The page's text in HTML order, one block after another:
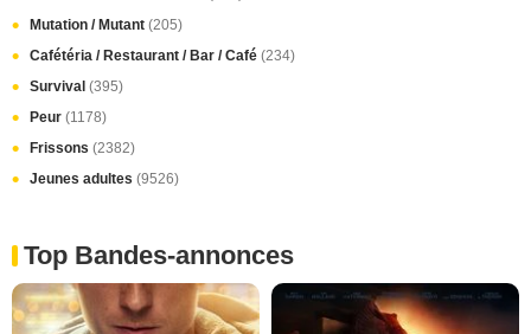
Mutation / Mutant (205)
Cafétéria / Restaurant / Bar / Café (234)
Survival (395)
Peur (1178)
Frissons (2382)
Jeunes adultes (9526)
Top Bandes-annonces